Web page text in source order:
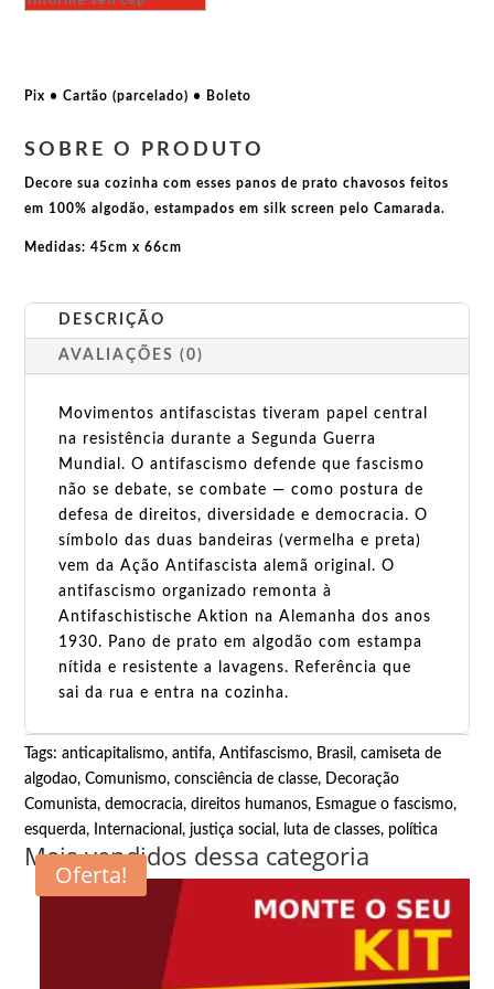
Esmague
quantidade
Pix • Cartão (parcelado) • Boleto
SOBRE O PRODUTO
Decore sua cozinha com esses panos de prato chavosos feitos
em 100% algodão, estampados em silk screen pelo Camarada.
Medidas: 45cm x 66cm
DESCRIÇÃO
AVALIAÇÕES (0)
Movimentos antifascistas tiveram papel central
na resistência durante a Segunda Guerra
Mundial. O antifascismo defende que fascismo
não se debate, se combate — como postura de
defesa de direitos, diversidade e democracia. O
símbolo das duas bandeiras (vermelha e preta)
vem da Ação Antifascista alemã original. O
antifascismo organizado remonta à
Antifaschistische Aktion na Alemanha dos anos
1930. Pano de prato em algodão com estampa
nítida e resistente a lavagens. Referência que
sai da rua e entra na cozinha.
Tags:anticapitalismo,antifa,Antifascismo, Brasil,camiseta de
algodao,Comunismo,consciência de classe, Decoração
Comunista,democracia,direitos humanos, Esmague o fascismo,
esquerda, Internacional, justiça social, luta de classes, política
Mais vendidos dessa categoria
Oferta!